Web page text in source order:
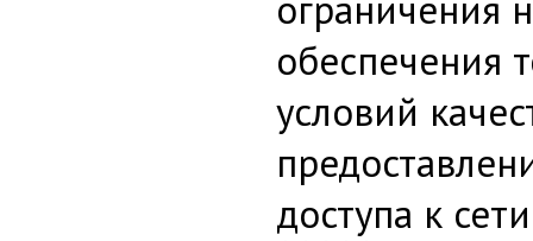
обеспечения
условий
доступа к